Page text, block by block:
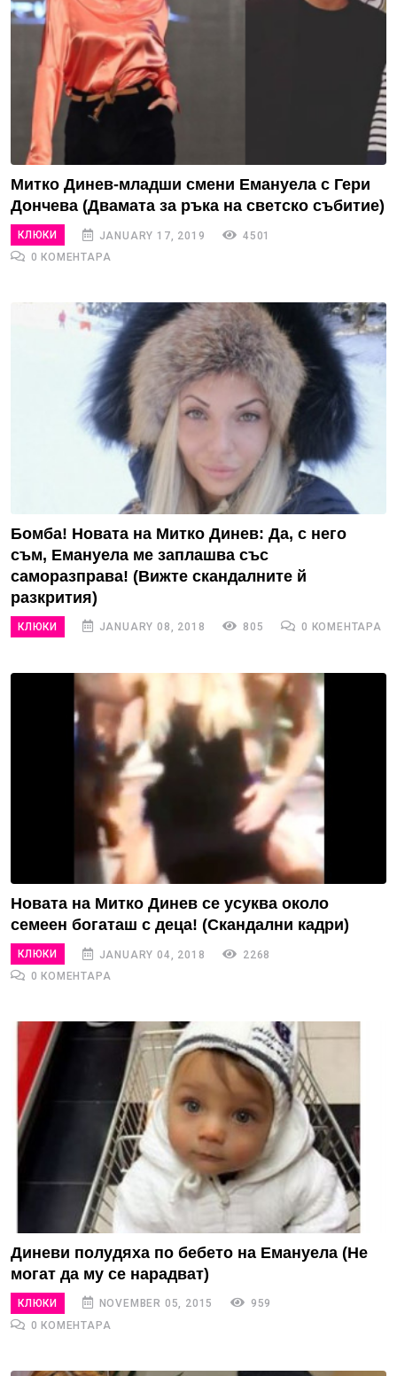
Митко Динев-младши смени Емануела с Гери
Дончева (Двамата за ръка на светско събитие)
КЛЮКИ JANUARY 17, 2019
4501
0 КОМЕНТАРА
Бомба! Новата на Митко Динев: Да, с него
съм, Емануела ме заплашва със
саморазправа! (Вижте скандалните й
разкрития)
КЛЮКИ JANUARY 08, 2018 805 0 КОМЕНТАРА
Новата на Митко Динев се усуква около
семеен богаташ с деца! (Скандални кадри)
КЛЮКИ JANUARY 04, 2018
2268
0 КОМЕНТАРА
Диневи полудяха по бебето на Емануела (Не
могат да му се нарадват)
КЛЮКИ NOVEMBER 05, 2015
959
0 КОМЕНТАРА